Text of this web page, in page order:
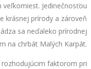
Jedinečnosťou
krásnej prírody a zároveň
sa neďaleko prírodnej
na chrbát Malých Karpát.
faktorom pri